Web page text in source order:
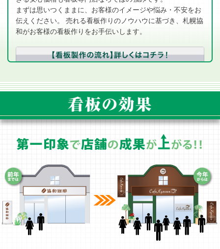
まずは思いつくままに、お客様のイメージや悩み・不安をお
伝えください。 売れる看板作りのノウハウに基づき、札幌協
和がお客様の看板作りをお手伝いします。